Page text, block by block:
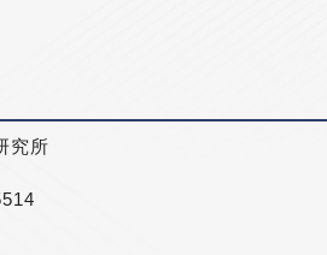
究所